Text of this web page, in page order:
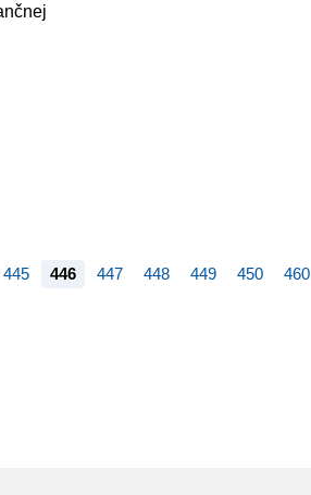
445 446 447 448 449 450 460